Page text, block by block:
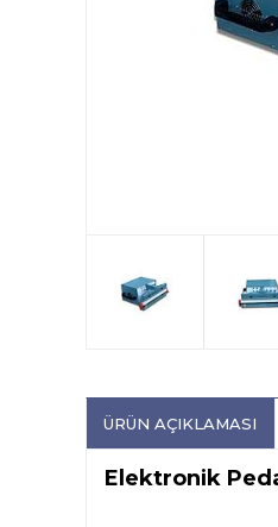
ÜRÜN AÇIKLAMASI
Elektronik